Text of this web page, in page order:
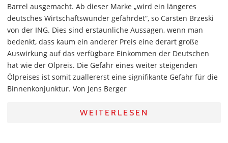
Barrel ausgemacht. Ab dieser Marke „wird ein längeres
deutsches Wirtschaftswunder gefährdet“, so Carsten Brzeski
von der ING. Dies sind erstaunliche Aussagen, wenn man
bedenkt, dass kaum ein anderer Preis eine derart große
Auswirkung auf das verfügbare Einkommen der Deutschen
hat wie der Ölpreis. Die Gefahr eines weiter steigenden
Ölpreises ist somit zuallererst eine signifikante Gefahr für die
Binnenkonjunktur. Von Jens Berger
WEITERLESEN